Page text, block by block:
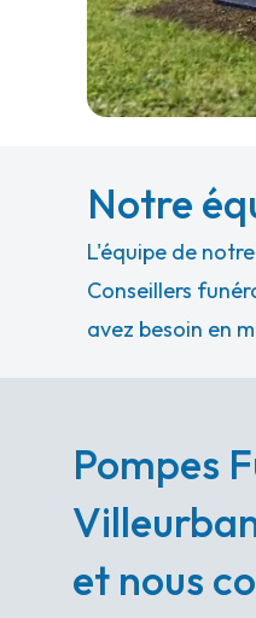
Notre
L'équipe de
Conseillers
avez besoin en
Pompes
et nous